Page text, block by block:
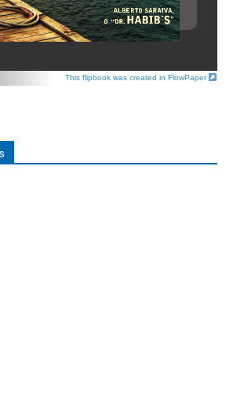
This flipbook was created in FlowPaper